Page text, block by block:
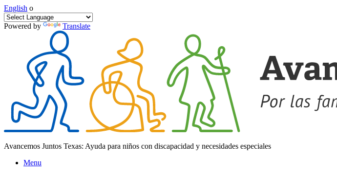
English o
Powered by Translate
Avancemos Juntos Texas: Ayuda para niños con discapacidad y necesidades especiales
Menu